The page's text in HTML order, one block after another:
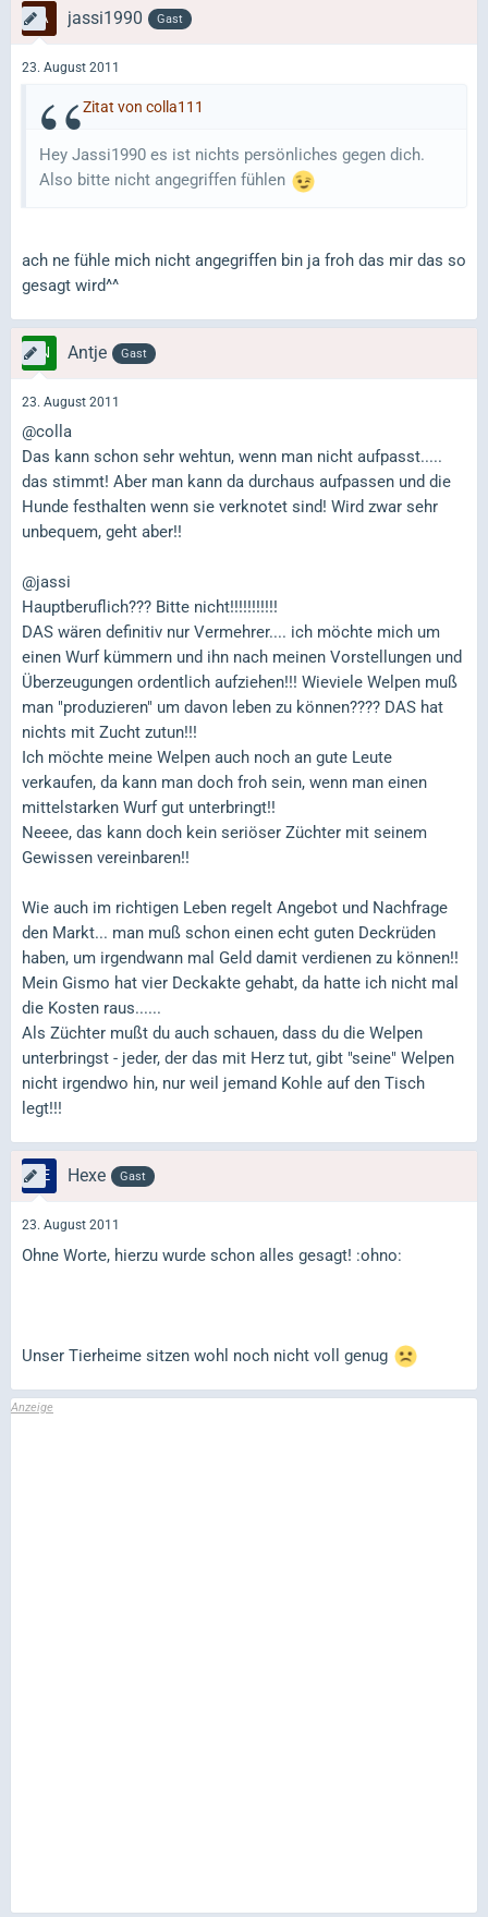
jassi1990 Gast
23. August 2011
Zitat von colla111
Hey Jassi1990 es ist nichts persönliches gegen dich.
Also bitte nicht angegriffen fühlen
ach ne fühle mich nicht angegriffen bin ja froh das mir das so
gesagt wird^^
Antje Gast
23. August 2011
@colla
Das kann schon sehr wehtun, wenn man nicht aufpasst.....
das stimmt! Aber man kann da durchaus aufpassen und die
Hunde festhalten wenn sie verknotet sind! Wird zwar sehr
unbequem, geht aber!!
@jassi
Hauptberuflich??? Bitte nicht!!!!!!!!!!!
DAS wären definitiv nur Vermehrer.... ich möchte mich um
einen Wurf kümmern und ihn nach meinen Vorstellungen und
Überzeugungen ordentlich aufziehen!!! Wieviele Welpen muß
man "produzieren" um davon leben zu können???? DAS hat
nichts mit Zucht zutun!!!
Ich möchte meine Welpen auch noch an gute Leute
verkaufen, da kann man doch froh sein, wenn man einen
mittelstarken Wurf gut unterbringt!!
Neeee, das kann doch kein seriöser Züchter mit seinem
Gewissen vereinbaren!!
Wie auch im richtigen Leben regelt Angebot und Nachfrage
den Markt... man muß schon einen echt guten Deckrüden
haben, um irgendwann mal Geld damit verdienen zu können!!
Mein Gismo hat vier Deckakte gehabt, da hatte ich nicht mal
die Kosten raus......
Als Züchter mußt du auch schauen, dass du die Welpen
unterbringst - jeder, der das mit Herz tut, gibt "seine" Welpen
nicht irgendwo hin, nur weil jemand Kohle auf den Tisch
legt!!!
Hexe Gast
23. August 2011
Ohne Worte, hierzu wurde schon alles gesagt! :ohno:
Unser Tierheime sitzen wohl noch nicht voll genug